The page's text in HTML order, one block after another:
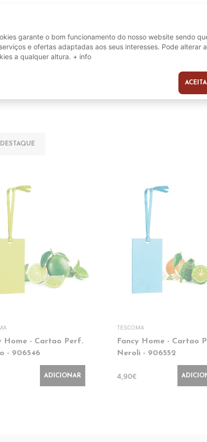
Home - Cartao Perf.
- 906546
ADICIONAR
TESCOMA
Fancy Home - Cartao
Neroli - 906552
4,90€
garante o bom funcionamento do nosso website sendo
e ofertas adaptadas aos seus interesses. Pode alterar
a qualquer altura. + info